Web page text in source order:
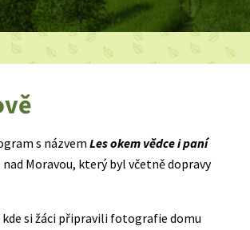
s názvem Les okem vědce i paní
Moravou, který byl včetně dopravy
si žáci připravili fotografie domu